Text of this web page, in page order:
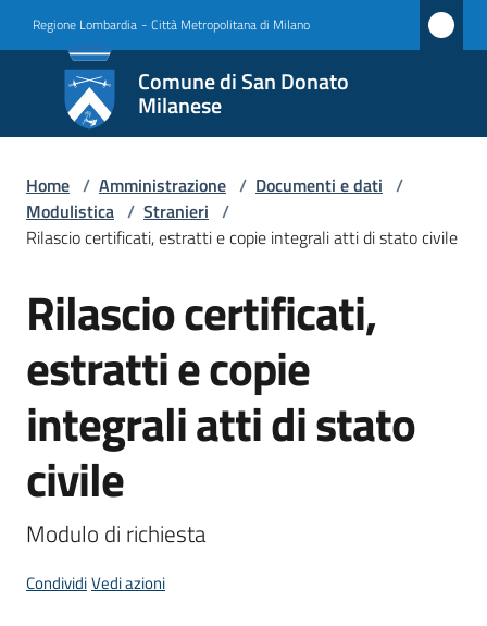
Regione Lombardia - Città Metropolitana di Milano
Comune di San Donato
Milanese
Comune
di San
Donato
Milanese
Menu selezionato
Novità
Servizi
Vivere
San
Donato
Milanese
Home / Amministrazione / Documenti e dati /
Modulistica / Stranieri /
Rilascio certificati, estratti e copie integrali atti di stato civile
Salta al contenuto
Rilascio certificati,
estratti e copie
integrali atti di stato
civile
Modulo di richiesta
CondividiVedi azioni